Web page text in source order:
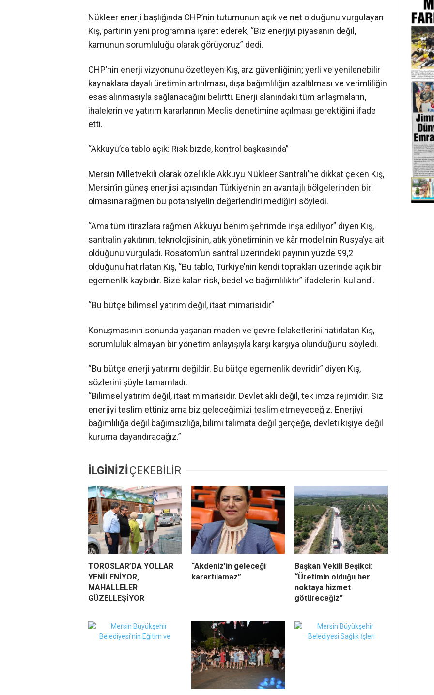
Nükleer enerji başlığında CHP’nin tutumunun açık ve net olduğunu vurgulayan
Kış, partinin yeni programına işaret ederek, “Biz enerjiyi piyasanın değil,
kamunun sorumluluğu olarak görüyoruz” dedi.
CHP’nin enerji vizyonunu özetleyen Kış, arz güvenliğinin; yerli ve yenilenebilir
kaynaklara dayalı üretimin artırılması, dışa bağımlılığın azaltılması ve verimliliğin
esas alınmasıyla sağlanacağını belirtti. Enerji alanındaki tüm anlaşmaların,
ihalelerin ve yatırım kararlarının Meclis denetimine açılması gerektiğini ifade
etti.
“Akkuyu’da tablo açık: Risk bizde, kontrol başkasında”
Mersin Milletvekili olarak özellikle Akkuyu Nükleer Santrali’ne dikkat çeken Kış,
Mersin’in güneş enerjisi açısından Türkiye’nin en avantajlı bölgelerinden biri
olmasına rağmen bu potansiyelin değerlendirilmediğini söyledi.
“Ama tüm itirazlara rağmen Akkuyu benim şehrimde inşa ediliyor” diyen Kış,
santralin yakıtının, teknolojisinin, atık yönetiminin ve kâr modelinin Rusya’ya ait
olduğunu vurguladı. Rosatom’un santral üzerindeki payının yüzde 99,2
olduğunu hatırlatan Kış, “Bu tablo, Türkiye’nin kendi toprakları üzerinde açık bir
egemenlik kaybıdır. Bize kalan risk, bedel ve bağımlılıktır” ifadelerini kullandı.
“Bu bütçe bilimsel yatırım değil, itaat mimarisidir”
Konuşmasının sonunda yaşanan maden ve çevre felaketlerini hatırlatan Kış,
sorumluluk almayan bir yönetim anlayışıyla karşı karşıya olunduğunu söyledi.
“Bu bütçe enerji yatırımı değildir. Bu bütçe egemenlik devridir” diyen Kış,
sözlerini şöyle tamamladı:
“Bilimsel yatırım değil, itaat mimarisidir. Devlet aklı değil, tek imza rejimidir. Siz
enerjiyi teslim ettiniz ama biz geleceğimizi teslim etmeyeceğiz. Enerjiyi
bağımlılığa değil bağımsızlığa, bilimi talimata değil gerçeğe, devleti kişiye değil
kuruma dayandıracağız.”
İLGİNİZİÇEKEBİLİR
TOROSLAR’DA YOLLAR
YENİLENİYOR,
MAHALLELER
GÜZELLEŞİYOR
“Akdeniz’in geleceği
karartılamaz”
Başkan Vekili Beşikci:
“Üretimin olduğu her
noktaya hizmet
götüreceğiz”